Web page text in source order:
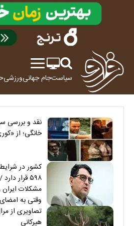
سیاستجام جهانیورزشی
نقد و بررسی
خانگی؛ از
کشور در
۵۹۸ قرار
مشکلات ایران
وقتی به
چاره‌ای نبود
تصاویری از
هیرکانی